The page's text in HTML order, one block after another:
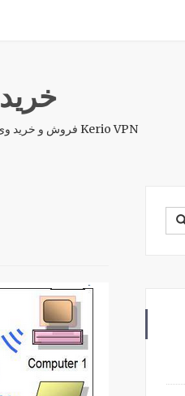
خرید VPN کریو
Kerio VPN فروش و خرید وی پی ان های موبایل و کامپیوتر ، اندروید و آیفون